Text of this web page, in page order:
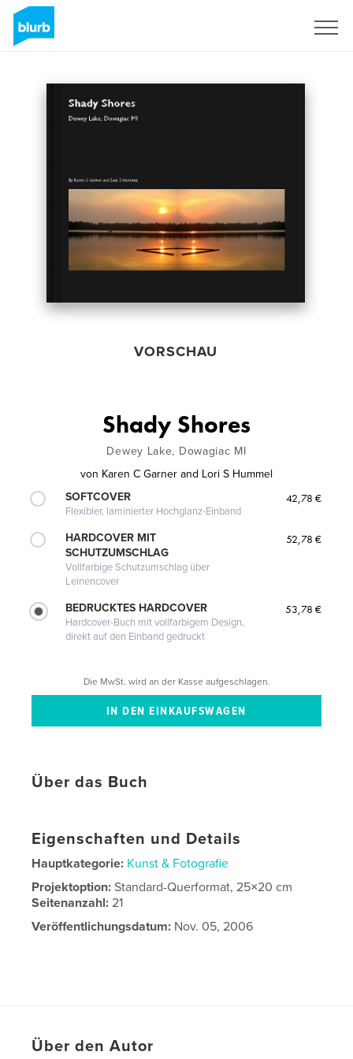
VORSCHAU
Shady Shores
Dewey Lake, Dowagiac MI
von Karen C Garner and Lori S Hummel
SOFTCOVER
Flexibler, laminierter Hochglanz-Einband
42,78 €
HARDCOVER MIT
SCHUTZUMSCHLAG
Vollfarbige Schutzumschlag über
Leinencover
52,78 €
BEDRUCKTES HARDCOVER
Hardcover-Buch mit vollfarbigem Design,
direkt auf den Einband gedruckt
53,78 €
Die MwSt. wird an der Kasse aufgeschlagen.
Über das Buch
Eigenschaften und Details
Hauptkategorie: Kunst & Fotografie
Projektoption:Standard-Querformat, 25×20 cm
Seitenanzahl:21
Veröffentlichungsdatum: Nov. 05, 2006
Über den Autor